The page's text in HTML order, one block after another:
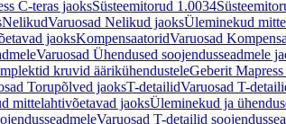
C-teras jaoksSüsteemitorud 1.0034
NelikudVaruosad Nelikud jaoksÜleminekud
jaoksKompensaatoridVaruosad
Varuosad Ühendused soojendusseadmele
kruvid äärikühendusteleGeberit
Torupõlved jaoksT-detailidVaruosad T-
mittelahtivõetavad jaoksÜleminekud ja
Varuosad T-detailid